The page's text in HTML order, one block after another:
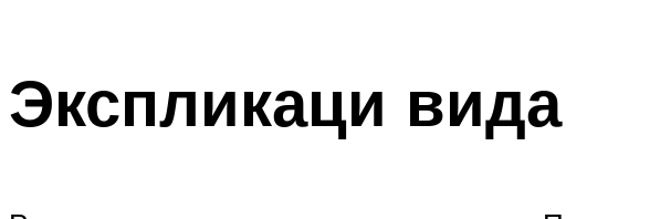
Экспликаци вида